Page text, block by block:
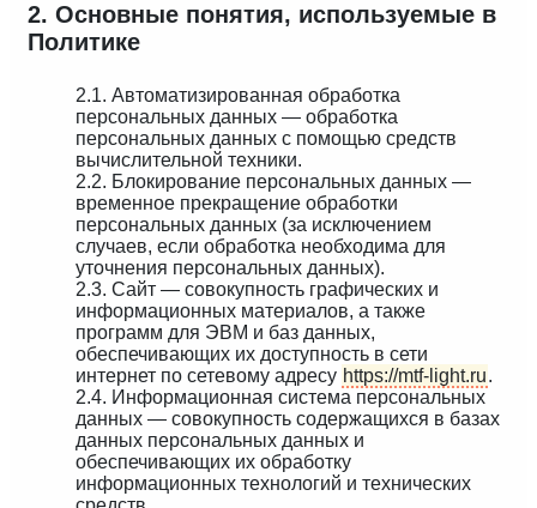
2. Основные понятия, используемые в
Политике
2.1. Автоматизированная обработка
персональных данных — обработка
персональных данных с помощью средств
вычислительной техники.
2.2. Блокирование персональных данных —
временное прекращение обработки
персональных данных (за исключением
случаев, если обработка необходима для
уточнения персональных данных).
2.3. Сайт — совокупность графических и
информационных материалов, а также
программ для ЭВМ и баз данных,
обеспечивающих их доступность в сети
интернет по сетевому адресу https://mtf-light.ru.
2.4. Информационная система персональных
данных — совокупность содержащихся в базах
данных персональных данных и
обеспечивающих их обработку
информационных технологий и технических